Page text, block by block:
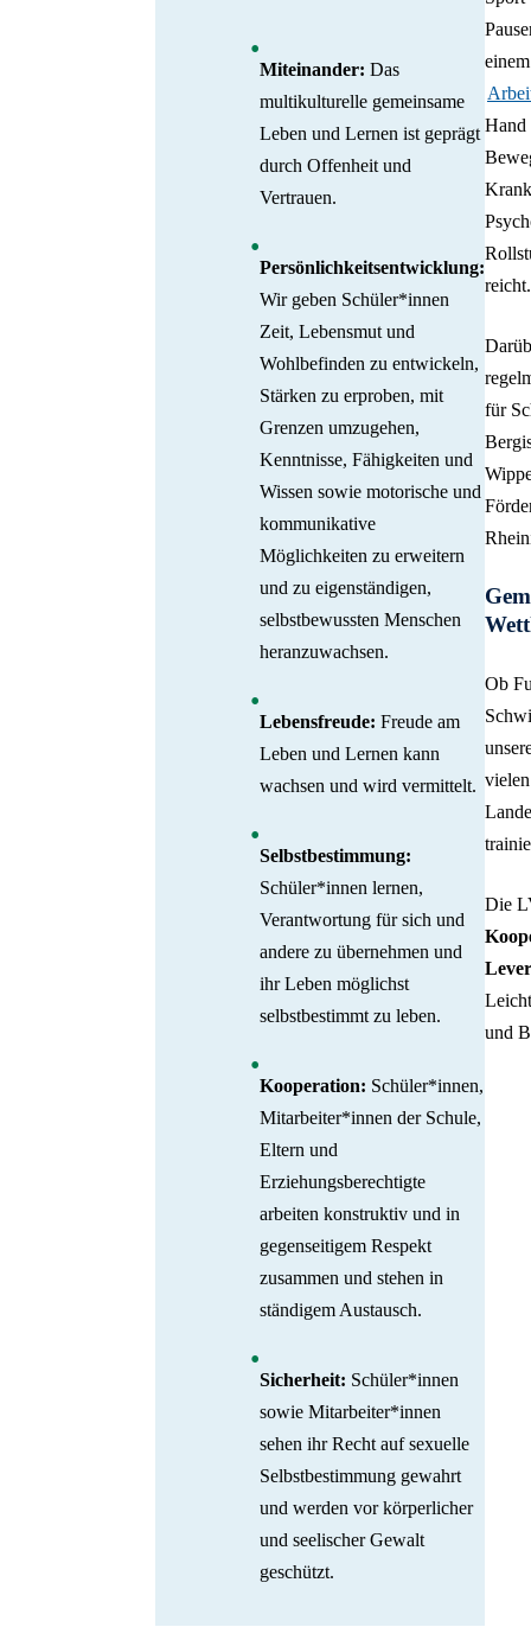
Miteinander: Das
multikulturelle gemeinsame
Leben und Lernen ist geprägt
durch Offenheit und
Vertrauen.
Persönlichkeitsentwicklung:
Wir geben Schüler*innen
Zeit, Lebensmut und
Wohlbefinden zu entwickeln,
Stärken zu erproben, mit
Grenzen umzugehen,
Kenntnisse, Fähigkeiten und
Wissen sowie motorische und
kommunikative
Möglichkeiten zu erweitern
und zu eigenständigen,
selbstbewussten Menschen
heranzuwachsen.
Lebensfreude: Freude am
Leben und Lernen kann
wachsen und wird vermittelt.
Selbstbestimmung:
Schüler*innen lernen,
Verantwortung für sich und
andere zu übernehmen und
ihr Leben möglichst
selbstbestimmt zu leben.
Kooperation: Schüler*innen,
Mitarbeiter*innen der Schule,
Eltern und
Erziehungsberechtigte
arbeiten konstruktiv und in
gegenseitigem Respekt
zusammen und stehen in
ständigem Austausch.
Sicherheit: Schüler*innen
sowie Mitarbeiter*innen
sehen ihr Recht auf sexuelle
Selbstbestimmung gewahrt
und werden vor körperlicher
und seelischer Gewalt
geschützt.
Hand
reicht.
für
Ob
Die
und